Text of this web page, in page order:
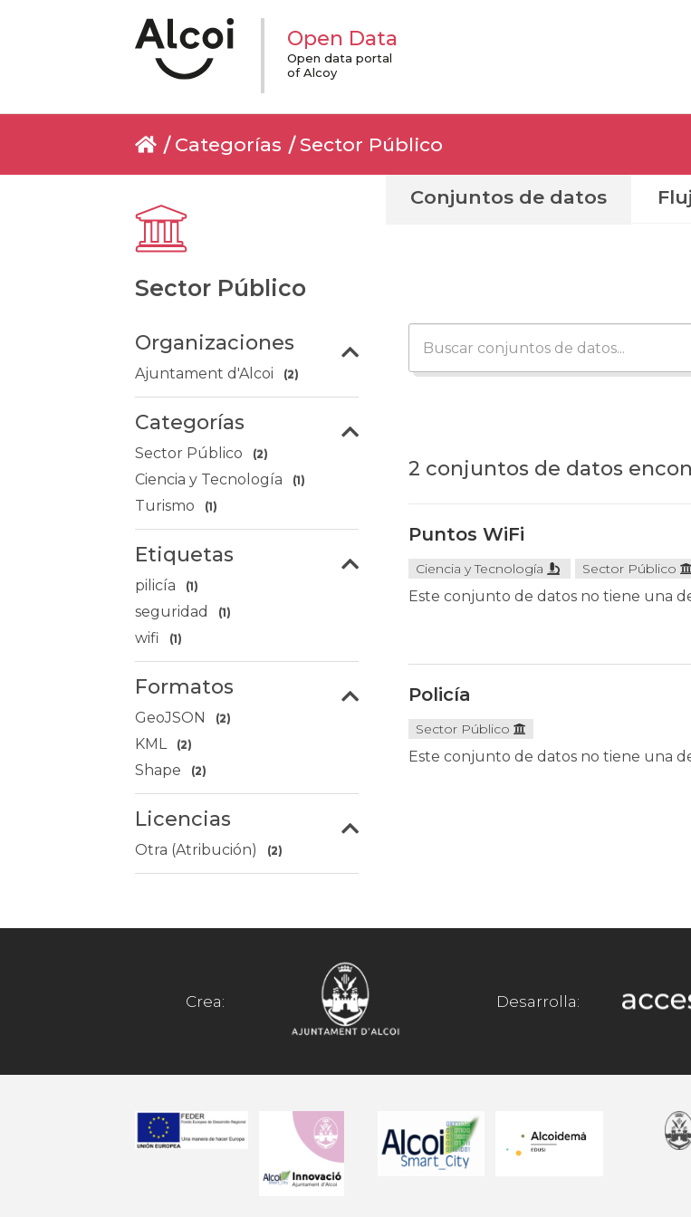
Open Data
Open data portal
of Alcoy
Categorías Sector Público
Sector Público
Organizaciones
Ajuntament d'Alcoi (2)
Categorías
Sector Público (2)
Ciencia y Tecnología (1)
Turismo (1)
Etiquetas
pilicía (1)
seguridad (1)
wifi (1)
Formatos
GeoJSON (2)
KML (2)
Shape (2)
Licencias
Otra (Atribución) (2)
Conjuntos de datos
2 conjuntos de datos
Puntos WiFi
Ciencia y Tecnología Sector Público
Este conjunto de datos no tiene una
Policía
Sector Público
Este conjunto de datos no tiene una
Crea: Desarrolla: